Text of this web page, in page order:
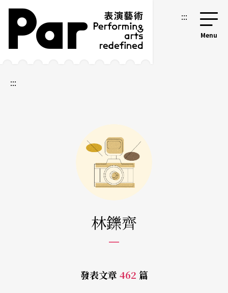
跳到主要內容區塊
網站導覽 :::
:::
林鑠齊
發表文章 462 篇